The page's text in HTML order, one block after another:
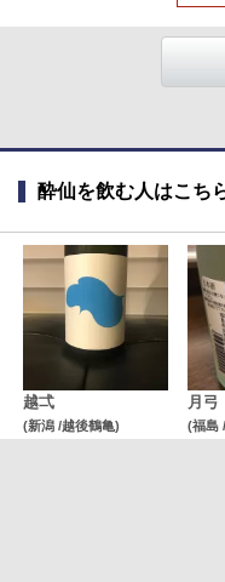
酔仙を飲む人はこち
越弌
(新潟 /越後鶴亀)
月弓
(福島